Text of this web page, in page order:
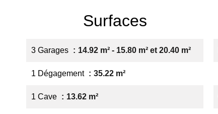
Surfaces
3 Garages 14.92 m² - 15.80 m² et 20.40 m²
1 Dégagement 35.22 m²
1 Cave 13.62 m²